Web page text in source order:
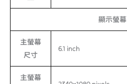
顯示螢幕
主螢幕
尺寸
6.1 inch
主螢幕